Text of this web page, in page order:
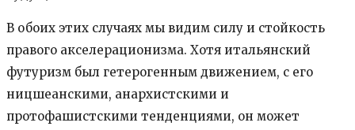
В обоих этих случаях мы видим силу и стойкость
правого акселерационизма. Хотя итальянский
футуризм был гетерогенным движением, с его
ницшеанскими, анархистскими и
протофашистскими тенденциями, он может